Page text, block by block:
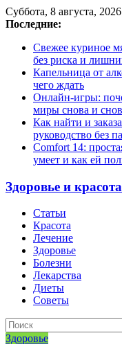
Суббота, 8 августа, 2026
Последние:
Свежее куриное
без риска и
Капельница от
чего ждать
Онлайн-игры:
миры снова и
Как найти и
руководство без
Comfort 14:
умеет и как ей
Здоровье и красота
Статьи
Красота
Лечение
Здоровье
Болезни
Лекарства
Диеты
Советы
Здоровье